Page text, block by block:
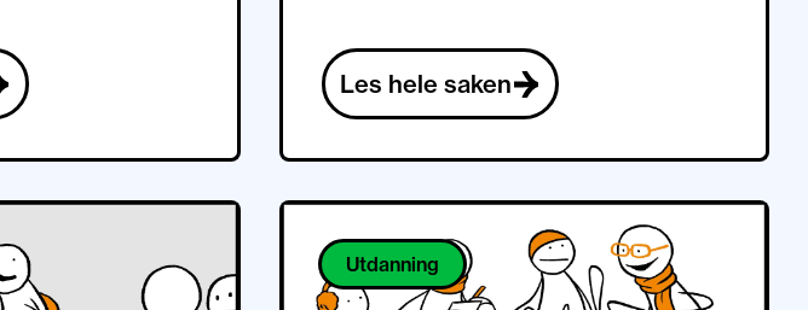
Les hele saken
Utdanning